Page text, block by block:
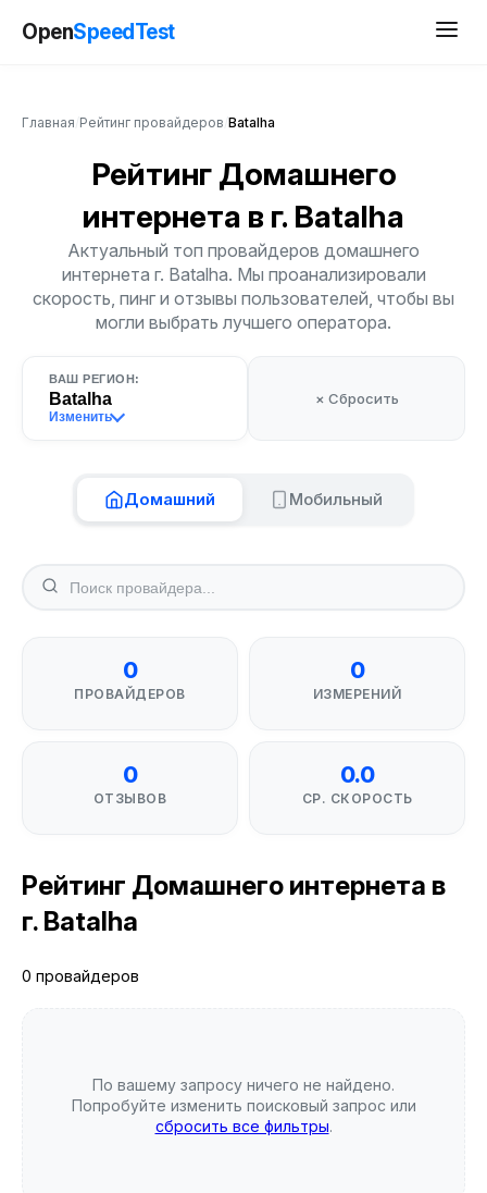
OpenSpeedTest
Главная Рейтинг провайдеров Batalha
Рейтинг Домашнего
интернета в г. Batalha
Актуальный топ провайдеров домашнего
интернета г. Batalha. Мы проанализировали
скорость, пинг и отзывы пользователей, чтобы вы
могли выбрать лучшего оператора.
ВАШ РЕГИОН:
Batalha
Изменить
× Сбросить
Домашний Мобильный
0
ПРОВАЙДЕРОВ
0
ИЗМЕРЕНИЙ
0
ОТЗЫВОВ
0.0
СР. СКОРОСТЬ
Рейтинг Домашнего интернета в
г. Batalha
0 провайдеров
По вашему запросу ничего не найдено.
Попробуйте изменить поисковый запрос или
сбросить все фильтры.